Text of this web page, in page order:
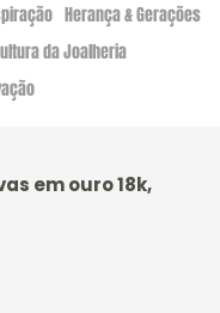
Herança & Gerações
da Joalheria
em ouro 18k,